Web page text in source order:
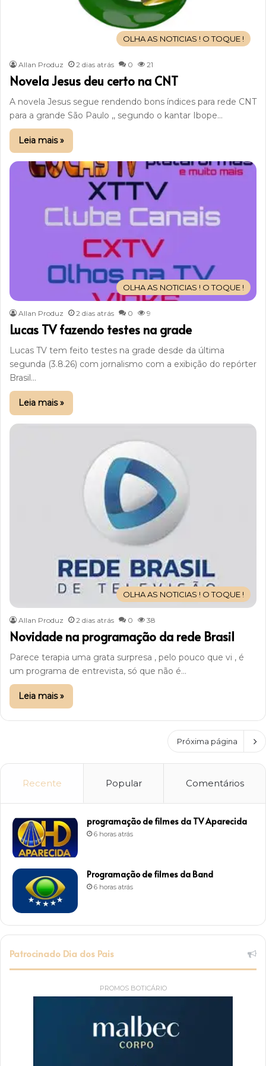
OLHA AS NOTICIAS ! O TOQUE !
Allan Produz 2 dias atrás 0 21
Novela Jesus deu certo na CNT
A novela Jesus segue rendendo bons índices para rede CNT
para a grande São Paulo ,, segundo o kantar Ibope…
Leia mais »
OLHA AS NOTICIAS ! O TOQUE !
Allan Produz 2 dias atrás 0 9
Lucas TV fazendo testes na grade
Lucas TV tem feito testes na grade desde da última
segunda (3.8.26) com jornalismo com a exibição do repórter
Brasil…
Leia mais »
OLHA AS NOTICIAS ! O TOQUE !
Allan Produz 2 dias atrás 0 38
Novidade na programação da rede Brasil
Parece terapia uma grata surpresa , pelo pouco que vi , é
um programa de entrevista, só que não é…
Leia mais »
Próxima página
Recente Popular Comentários
programação de filmes da TV Aparecida
6 horas atrás
Programação de filmes da Band
6 horas atrás
Patrocinado Dia dos Pais
PROMOS BOTICÁRIO